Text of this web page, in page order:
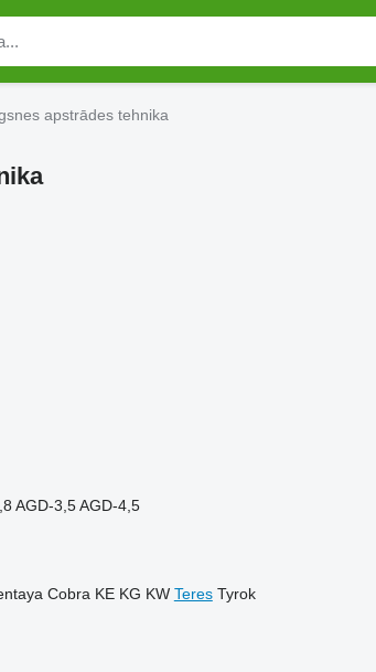
apstrādes tehnika
AGD-3,5 AGD-4,5
Cobra KE KG KW Teres Tyrok